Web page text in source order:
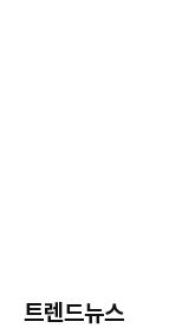
트렌드뉴스